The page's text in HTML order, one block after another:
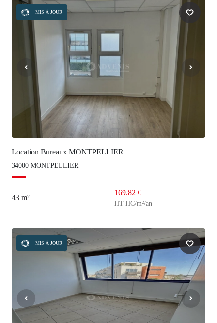
MIS À JOUR
Location Bureaux MONTPELLIER
34000 MONTPELLIER
43 m²
169.82 €
HT HC/m²/an
MIS À JOUR